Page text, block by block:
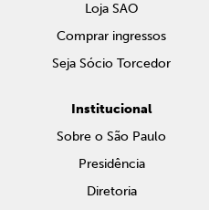
Loja SAO
Comprar ingressos
Seja Sócio Torcedor
Institucional
Sobre o São Paulo
Presidência
Diretoria